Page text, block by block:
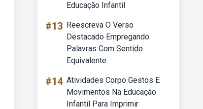
Educação Infantil
#13 Reescreva O Verso
Destacado Empregando
Palavras Com Sentido
Equivalente
#14 Atividades Corpo Gestos E
Movimentos Na Educação
Infantil Para Imprimir